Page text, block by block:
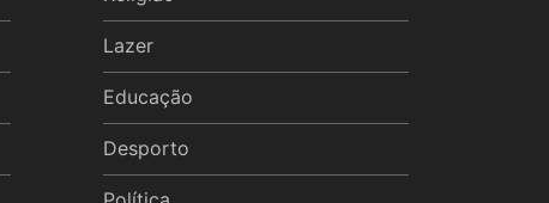
Lazer
Educação
Desporto